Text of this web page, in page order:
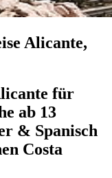
Alicante,
für
ab 13
& Spanisch
Costa